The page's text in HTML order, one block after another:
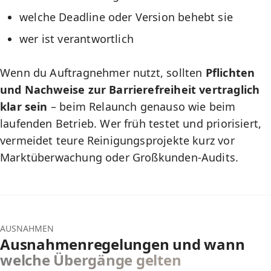
welche Deadline oder Version behebt sie
wer ist verantwortlich
Wenn du Auftragnehmer nutzt, sollten Pflichten
und Nachweise zur Barrierefreiheit vertraglich
klar sein – beim Relaunch genauso wie beim
laufenden Betrieb. Wer früh testet und priorisiert,
vermeidet teure Reinigungsprojekte kurz vor
Marktüberwachung oder Großkunden-Audits.
AUSNAHMEN
Ausnahmenregelungen und wann
welche Übergänge gelten